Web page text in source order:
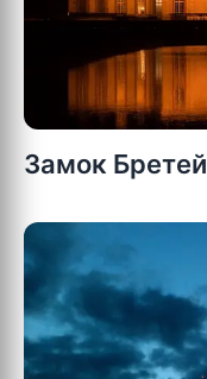
Замок Бретей